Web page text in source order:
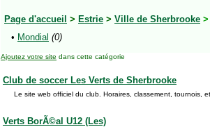
Page d'accueil > Estrie > Ville de Sherbrooke
• Mondial (0)
Ajoutez votre site dans cette catégorie
Club de soccer Les Verts de Sherbrooke
Le site web officiel du club. Horaires, classement, tournois,
Verts BorÃ©al U12 (Les)